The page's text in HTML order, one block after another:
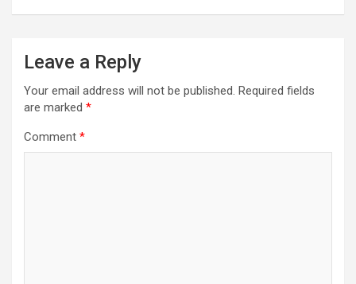
Leave a Reply
Your email address will not be published. Required fields
are marked *
Comment *